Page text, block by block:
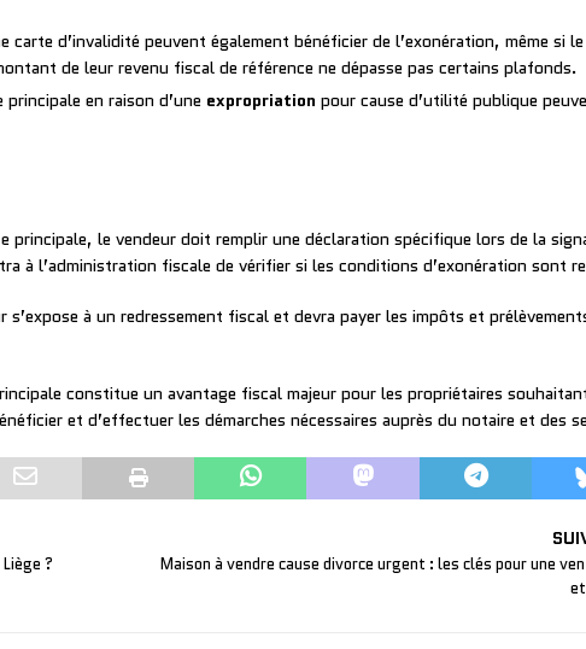
d’invalidité peuvent également bénéficier de l’exonération, même si
de leur revenu fiscal de référence ne dépasse pas certains plafonds.
en raison d’une expropriation pour cause d’utilité publique
principale, le vendeur doit remplir une déclaration spécifique lors de la
à l’administration fiscale de vérifier si les conditions d’exonération sont
à un redressement fiscal et devra payer les impôts et
constitue un avantage fiscal majeur pour les propriétaires
et d’effectuer les démarches nécessaires auprès du notaire et des
?
Maison à vendre cause divorce urgent : les clés pour une